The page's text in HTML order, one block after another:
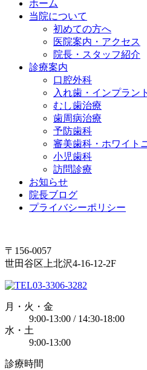
ホーム
当院について
初めての方へ
医院案内・アクセス
院長・スタッフ紹介
診療案内
口腔外科
入れ歯・インプラント
むし歯治療
歯周病治療
予防歯科
審美歯科・ホワイト
小児歯科
訪問診療
お知らせ
院長ブログ
プライバシーポリシー
〒156-0057
世田谷区上北沢4-16-12‐2F
03-3306-3282
月・火・金
9:00-13:00 / 14:30-18:00
水・土
9:00-13:00
診療時間